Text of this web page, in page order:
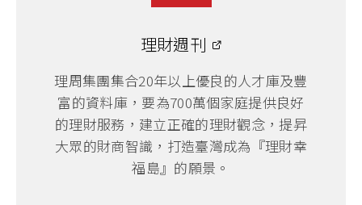
理財週刊
理周集團集合20年以上優良的人才庫及豐
富的資料庫，要為700萬個家庭提供良好
的理財服務，建立正確的理財觀念，提昇
大眾的財商智識，打造臺灣成為『理財幸
福島』的願景。